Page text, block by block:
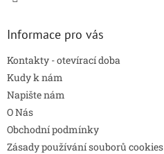
Informace pro vás
Kontakty - otevírací doba
Kudy k nám
Napište nám
O Nás
Obchodní podmínky
Zásady používání souborů cookies